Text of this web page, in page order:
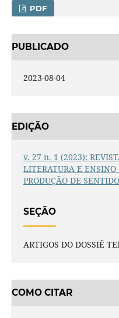
PDF
PUBLICADO
2023-08-04
EDIÇÃO
v. 27 n. 1 (2023):
LITERATURA E
PRODUÇÃO DE
SEÇÃO
ARTIGOS DO DOSSIÊ
COMO CITAR